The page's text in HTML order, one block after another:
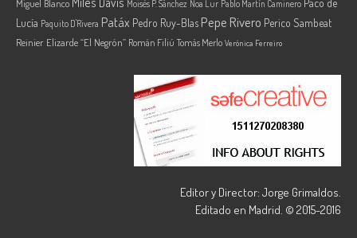
Miguel Blanco
Moisés P. Sánchez Noa Lur Pablo Martín Caminero Paco de
Lucía Paquito D'Rivera Patáx Pedro Ruy-Blas Pepe Rivero Perico Sambeat
Reinier Elizarde “El Negrón” Román Filiú Tomás Merlo Verónica Ferreiro
Editor y Director: Jorge Grimaldos.
Editado en Madrid. © 2015-2016